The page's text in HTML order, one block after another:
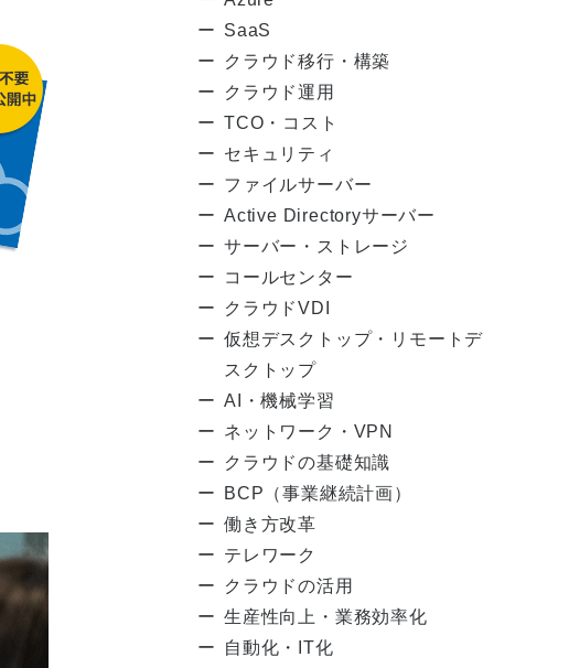
SaaS
クラウド移行・構築
クラウド運用
TCO・コスト
セキュリティ
ファイルサーバー
Active Directoryサーバー
サーバー・ストレージ
コールセンター
クラウドVDI
仮想デスクトップ・リモートデ
スクトップ
AI・機械学習
ネットワーク・VPN
クラウドの基礎知識
BCP（事業継続計画）
働き方改革
テレワーク
クラウドの活用
生産性向上・業務効率化
自動化・IT化